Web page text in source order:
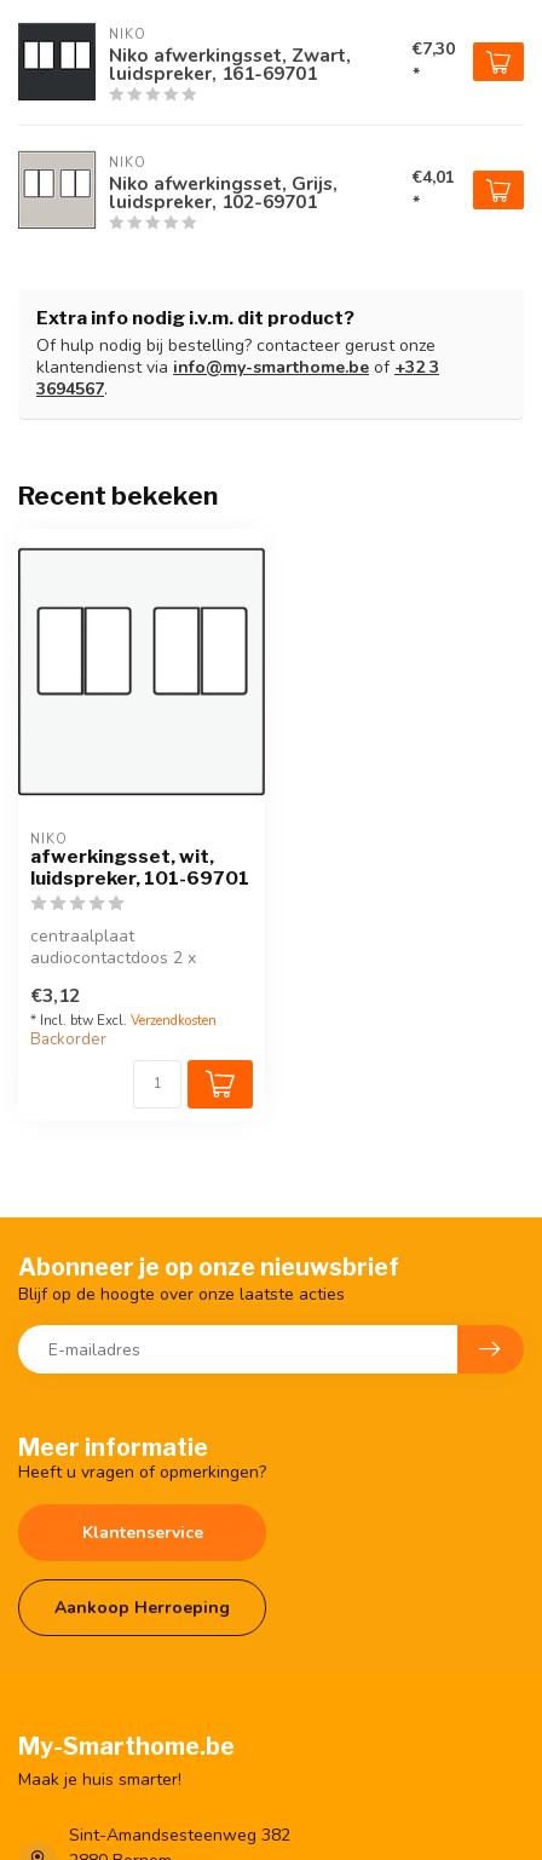
NIKO
Niko afwerkingsset, Zwart,
luidspreker, 161-69701
€7,30
*
NIKO
Niko afwerkingsset, Grijs,
luidspreker, 102-69701
€4,01
*
Extra info nodig i.v.m. dit product?
Of hulp nodig bij bestelling? contacteer gerust onze
klantendienst via info@my-smarthome.be of +32 3
3694567.
Recent bekeken
NIKO
afwerkingsset, wit,
luidspreker, 101-69701
centraalplaat
audiocontactdoos 2 x
€3,12
* Incl. btw Excl. Verzendkosten
Backorder
Meer informatie
Heeft u vragen of opmerkingen?
Klantenservice
Aankoop Herroeping
Abonneer je op onze nieuwsbrief
Blijf op de hoogte over onze laatste acties
My-Smarthome.be
Maak je huis smarter!
Sint-Amandsesteenweg 382